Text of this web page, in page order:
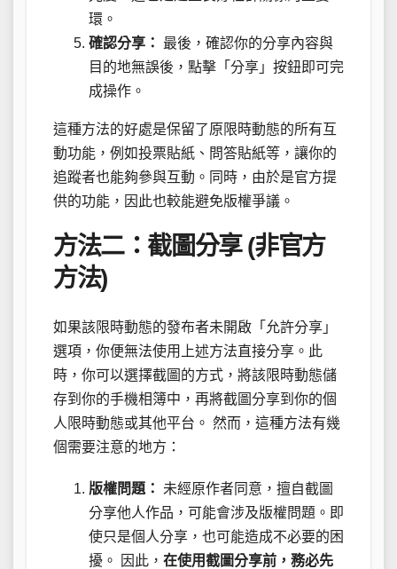
環。
確認分享：
最後，確認你的分享內容與
目的地無誤後，點擊「分享」按鈕即可完
成操作。
這種方法的好處是保留了原限時動態的所有互
動功能，例如投票貼紙、問答貼紙等，讓你的
追蹤者也能夠參與互動。同時，由於是官方提
供的功能，因此也較能避免版權爭議。
方法二：截圖分享 (非官方
方法)
如果該限時動態的發布者未開啟「允許分享」
選項，你便無法使用上述方法直接分享。此
時，你可以選擇截圖的方式，將該限時動態儲
存到你的手機相簿中，再將截圖分享到你的個
人限時動態或其他平台。 然而，這種方法有幾
個需要注意的地方：
版權問題：
未經原作者同意，擅自截圖
分享他人作品，可能會涉及版權問題。即
使只是個人分享，也可能造成不必要的困
擾。 因此， 在使用截圖分享前，務必先